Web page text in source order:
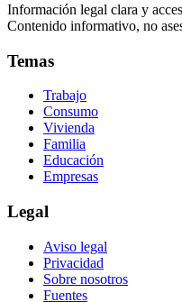
Información legal clara y
Contenido informativo, no
Temas
Trabajo
Consumo
Vivienda
Familia
Educación
Empresas
Legal
Aviso legal
Privacidad
Sobre nosotros
Fuentes